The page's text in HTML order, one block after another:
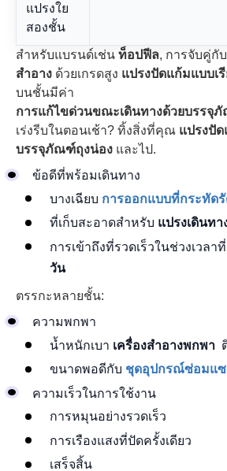
แปรงใย
สองชั้น
สำหรับแบรนด์เช่น ท็อปฟีล, การจับคู่กับ
สำอาง ด้วยเกรดสูง แปรงปัดแก้มแบบเ
บนชั้นมีค่า
การแก้ไขด่วนขณะเดินทางด้วยบรรจุ
เร่งรีบในตอนเช้า? ทิ้งสิ่งที่คุณ แปรงปัด
บรรจุภัณฑ์ถุงน่อง และไป.
ข้อดีที่พร้อมเดินทาง
บางเฉียบ การออกแบบที่กระทัด
ที่เก็บสะอาดสำหรับ แปรงเดินทา
การเข้าถึงที่รวดเร็วในช่วงเวลา
วัน
ตรรกะหลายชั้น:
ความพกพา
น้ำหนักเบา เครื่องสำอางพกพา
ขนาดพอดีกับ ชุดอุปกรณ์ซ่อมแ
ความเร็วในการใช้งาน
การหมุนอย่างรวดเร็ว
การเรืองแสงที่ปัดครั้งเดียว
เสร็จสิ้น